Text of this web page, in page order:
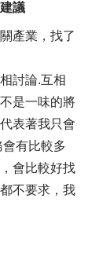
議
產業，找了
討論.互相
是一味的將
表著我只會
有比較多
會比較好找
不要求，我